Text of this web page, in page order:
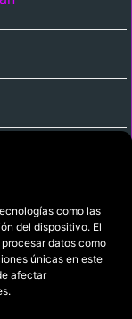
como las
del dispositivo. El
datos como
únicas en este
afectar